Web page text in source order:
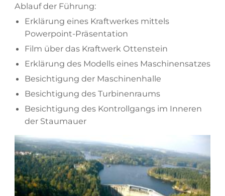
Ab­lauf der Führung:
Er­klä­rung ei­nes Kraft­wer­kes mit­tels
Powerpoint-Präsentation
Film über das Kraft­werk Ottenstein
Er­klä­rung des Mo­dells ei­nes Maschinensatzes
Be­sich­ti­gung der Maschinenhalle
Be­sich­ti­gung des Turbinenraums
Be­sich­ti­gung des Kon­troll­gangs im In­ne­ren
der Staumauer